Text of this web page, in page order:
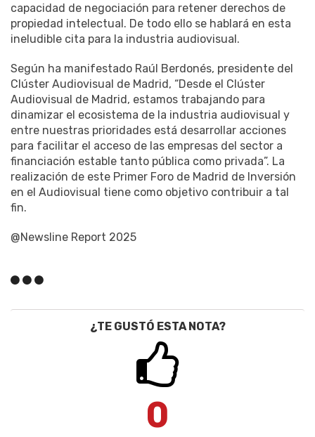
capacidad de negociación para retener derechos de
propiedad intelectual. De todo ello se hablará en esta
ineludible cita para la industria audiovisual.
Según ha manifestado Raúl Berdonés, presidente del
Clúster Audiovisual de Madrid, “Desde el Clúster
Audiovisual de Madrid, estamos trabajando para
dinamizar el ecosistema de la industria audiovisual y
entre nuestras prioridades está desarrollar acciones
para facilitar el acceso de las empresas del sector a
financiación estable tanto pública como privada”. La
realización de este Primer Foro de Madrid de Inversión
en el Audiovisual tiene como objetivo contribuir a tal
fin.
@Newsline Report 2025
¿TE GUSTÓ ESTA NOTA?
0